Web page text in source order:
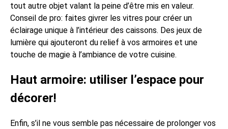
tout autre objet valant la peine d’être mis en valeur.
Conseil de pro: faites givrer les vitres pour créer un
éclairage unique à l’intérieur des caissons. Des jeux de
lumière qui ajouteront du relief à vos armoires et une
touche de magie à l’ambiance de votre cuisine.
Haut armoire: utiliser l’espace pour
décorer!
Enfin, s’il ne vous semble pas nécessaire de prolonger vos